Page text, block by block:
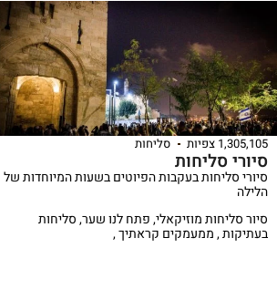
1,305,105 צפיות סליחות
סיורי סליחות
סיורי סליחות בעקבות הפיוטים בשעות המיוחדות של
הלילה
סיור סליחות מוזיקאלי, פתח לנו שער, סליחות
בעתיקות , ממעמקים קראתיך ,